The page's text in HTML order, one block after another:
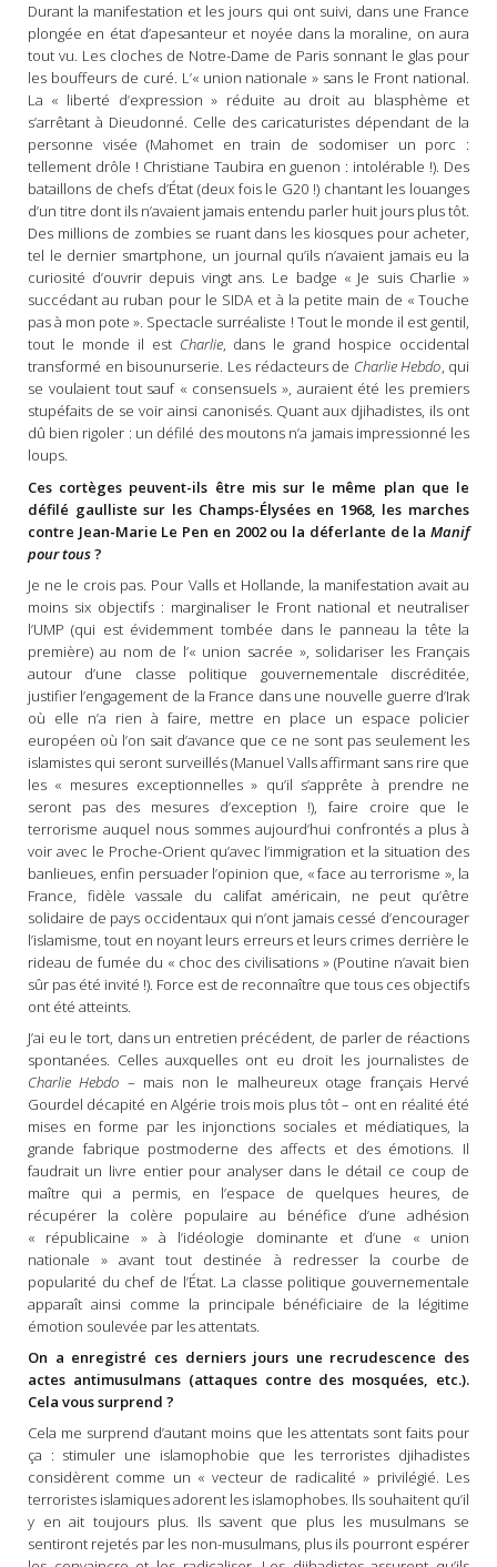
Durant la manifestation et les jours qui ont suivi, dans une France
plongée en état d’apesanteur et noyée dans la moraline, on aura
tout vu. Les cloches de Notre-Dame de Paris sonnant le glas pour
les bouffeurs de curé. L’« union nationale » sans le Front national.
La « liberté d’expression » réduite au droit au blasphème et
s’arrêtant à Dieudonné. Celle des caricaturistes dépendant de la
personne visée (Mahomet en train de sodomiser un porc :
tellement drôle ! Christiane Taubira en guenon : intolérable !). Des
bataillons de chefs d’État (deux fois le G20 !) chantant les louanges
d’un titre dont ils n’avaient jamais entendu parler huit jours plus tôt.
Des millions de zombies se ruant dans les kiosques pour acheter,
tel le dernier smartphone, un journal qu’ils n’avaient jamais eu la
curiosité d’ouvrir depuis vingt ans. Le badge « Je suis Charlie »
succédant au ruban pour le SIDA et à la petite main de « Touche
pas à mon pote ». Spectacle surréaliste ! Tout le monde il est gentil,
tout le monde il est Charlie, dans le grand hospice occidental
transformé en bisounurserie. Les rédacteurs de Charlie Hebdo, qui
se voulaient tout sauf « consensuels », auraient été les premiers
stupéfaits de se voir ainsi canonisés. Quant aux djihadistes, ils ont
dû bien rigoler : un défilé des moutons n’a jamais impressionné les
loups.
Ces cortèges peuvent-ils être mis sur le même plan que le
défilé gaulliste sur les Champs-Élysées en 1968, les marches
contre Jean-Marie Le Pen en 2002 ou la déferlante de laManif
pour tous?
Je ne le crois pas. Pour Valls et Hollande, la manifestation avait au
moins six objectifs : marginaliser le Front national et neutraliser
l’UMP (qui est évidemment tombée dans le panneau la tête la
première) au nom de l’« union sacrée », solidariser les Français
autour d’une classe politique gouvernementale discréditée,
justifier l’engagement de la France dans une nouvelle guerre d’Irak
où elle n’a rien à faire, mettre en place un espace policier
européen où l’on sait d’avance que ce ne sont pas seulement les
islamistes qui seront surveillés (Manuel Valls affirmant sans rire que
les « mesures exceptionnelles » qu’il s’apprête à prendre ne
seront pas des mesures d’exception !), faire croire que le
terrorisme auquel nous sommes aujourd’hui confrontés a plus à
voir avec le Proche-Orient qu’avec l’immigration et la situation des
banlieues, enfin persuader l’opinion que, « face au terrorisme », la
France, fidèle vassale du califat américain, ne peut qu’être
solidaire de pays occidentaux qui n’ont jamais cessé d’encourager
l’islamisme, tout en noyant leurs erreurs et leurs crimes derrière le
rideau de fumée du « choc des civilisations » (Poutine n’avait bien
sûr pas été invité !). Force est de reconnaître que tous ces objectifs
ont été atteints.
J’ai eu le tort, dans un entretien précédent, de parler de réactions
spontanées. Celles auxquelles ont eu droit les journalistes de
Charlie Hebdo – mais non le malheureux otage français Hervé
Gourdel décapité en Algérie trois mois plus tôt – ont en réalité été
mises en forme par les injonctions sociales et médiatiques, la
grande fabrique postmoderne des affects et des émotions. Il
faudrait un livre entier pour analyser dans le détail ce coup de
maître qui a permis, en l’espace de quelques heures, de
récupérer la colère populaire au bénéfice d’une adhésion
« républicaine » à l’idéologie dominante et d’une « union
nationale » avant tout destinée à redresser la courbe de
popularité du chef de l’État. La classe politique gouvernementale
apparaît ainsi comme la principale bénéficiaire de la légitime
émotion soulevée par les attentats.
On a enregistré ces derniers jours une recrudescence des
actes antimusulmans (attaques contre des mosquées, etc.).
Cela vous surprend ?
Cela me surprend d’autant moins que les attentats sont faits pour
ça : stimuler une islamophobie que les terroristes djihadistes
considèrent comme un « vecteur de radicalité » privilégié. Les
terroristes islamiques adorent les islamophobes. Ils souhaitent qu’il
y en ait toujours plus. Ils savent que plus les musulmans se
sentiront rejetés par les non-musulmans, plus ils pourront espérer